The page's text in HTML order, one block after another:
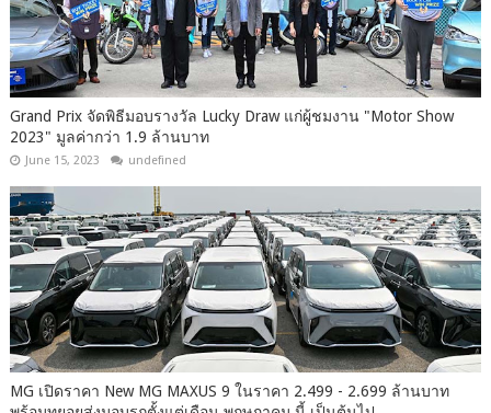
Grand Prix จัดพิธีมอบรางวัล Lucky Draw แก่ผู้ชมงาน "Motor Show
2023" มูลค่ากว่า 1.9 ล้านบาท
June 15, 2023 undefined
MG เปิดราคา New MG MAXUS 9 ในราคา 2.499 - 2.699 ล้านบาท